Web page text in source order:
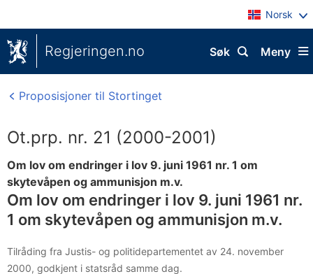
Norsk
Regjeringen.no Meny
Søk
Proposisjoner til Stortinget
Ot.prp. nr. 21 (2000-2001)
Om lov om endringer i lov 9. juni 1961 nr. 1 om
skytevåpen og ammunisjon m.v.
Om lov om endringer i lov 9. juni 1961 nr.
1 om skytevåpen og ammunisjon m.v.
Tilråding fra Justis- og politidepartementet av 24. november
2000, godkjent i statsråd samme dag.